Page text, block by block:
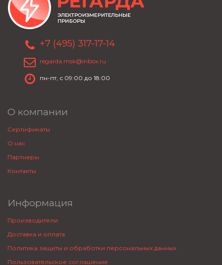
+7 (495) 317-17-14
regarda.msk@inbox.ru
пн-пт, с 09:00 до 18:00
О компании
Сертификаты
О нас
Партнеры
Контакты
Информация
Производители
Доставка и оплата
Политика защиты и обработки персональных данных
Пользовательское соглашение